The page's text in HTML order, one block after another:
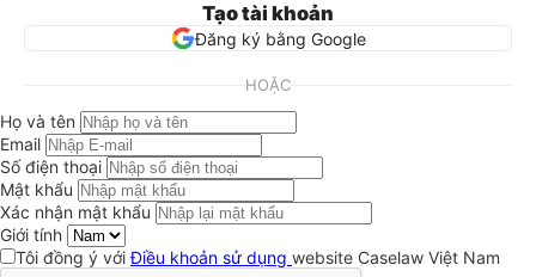
Tạo tài khoản
Đăng ký bằng Google
HOẶC
Họ và tên
Email
Số điện thoại
Mật khẩu
Xác nhận mật khẩu
Giới tính
Tôi đồng ý vớiĐiều khoản sử dụng website Caselaw Việt Nam